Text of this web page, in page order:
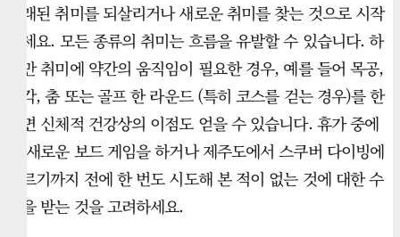
오래된 취미를 되살리거나 새로운 취미를 찾는 것으로 시작
하세요. 모든 종류의 취미는 흐름을 유발할 수 있습니다. 하
지만 취미에 약간의 움직임이 필요한 경우, 예를 들어 목공,
조각, 춤 또는 골프 한 라운드 (특히 코스를 걷는 경우)를 한
다면 신체적 건강상의 이점도 얻을 수 있습니다. 휴가 중에
는 새로운 보드 게임을 하거나 제주도에서 스쿠버 다이빙에
이르기까지 전에 한 번도 시도해 본 적이 없는 것에 대한 수
업을 받는 것을 고려하세요.